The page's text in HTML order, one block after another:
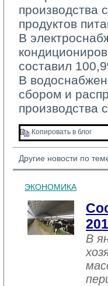
производства
продуктов
В
составил
В
сбором и
производства
Копировать в блог
Другие новости по
ЭКОНОМИКА
В